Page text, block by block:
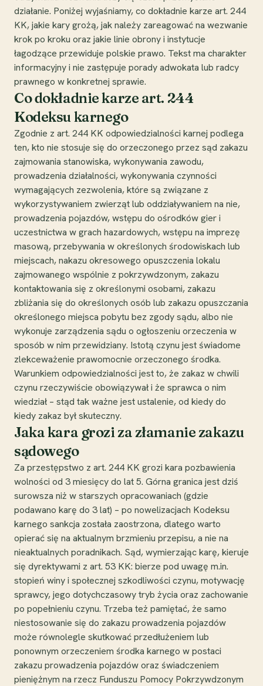
działanie. Poniżej wyjaśniamy, co dokładnie karze art. 244
KK, jakie kary grożą, jak należy zareagować na wezwanie
krok po kroku oraz jakie linie obrony i instytucje
łagodzące przewiduje polskie prawo. Tekst ma charakter
informacyjny i nie zastępuje porady adwokata lub radcy
prawnego w konkretnej sprawie.
Co dokładnie karze art. 244
Kodeksu karnego
Zgodnie z art. 244 KK odpowiedzialności karnej podlega
ten, kto nie stosuje się do orzeczonego przez sąd zakazu
zajmowania stanowiska, wykonywania zawodu,
prowadzenia działalności, wykonywania czynności
wymagających zezwolenia, które są związane z
wykorzystywaniem zwierząt lub oddziaływaniem na nie,
prowadzenia pojazdów, wstępu do ośrodków gier i
uczestnictwa w grach hazardowych, wstępu na imprezę
masową, przebywania w określonych środowiskach lub
miejscach, nakazu okresowego opuszczenia lokalu
zajmowanego wspólnie z pokrzywdzonym, zakazu
kontaktowania się z określonymi osobami, zakazu
zbliżania się do określonych osób lub zakazu opuszczania
określonego miejsca pobytu bez zgody sądu, albo nie
wykonuje zarządzenia sądu o ogłoszeniu orzeczenia w
sposób w nim przewidziany. Istotą czynu jest świadome
zlekceważenie prawomocnie orzeczonego środka.
Warunkiem odpowiedzialności jest to, że zakaz w chwili
czynu rzeczywiście obowiązywał i że sprawca o nim
wiedział – stąd tak ważne jest ustalenie, od kiedy do
kiedy zakaz był skuteczny.
Jaka kara grozi za złamanie zakazu
sądowego
Za przestępstwo z art. 244 KK grozi kara pozbawienia
wolności od 3 miesięcy do lat 5. Górna granica jest dziś
surowsza niż w starszych opracowaniach (gdzie
podawano karę do 3 lat) – po nowelizacjach Kodeksu
karnego sankcja została zaostrzona, dlatego warto
opierać się na aktualnym brzmieniu przepisu, a nie na
nieaktualnych poradnikach. Sąd, wymierzając karę, kieruje
się dyrektywami z art. 53 KK: bierze pod uwagę m.in.
stopień winy i społecznej szkodliwości czynu, motywację
sprawcy, jego dotychczasowy tryb życia oraz zachowanie
po popełnieniu czynu. Trzeba też pamiętać, że samo
niestosowanie się do zakazu prowadzenia pojazdów
może równolegle skutkować przedłużeniem lub
ponownym orzeczeniem środka karnego w postaci
zakazu prowadzenia pojazdów oraz świadczeniem
pieniężnym na rzecz Funduszu Pomocy Pokrzywdzonym